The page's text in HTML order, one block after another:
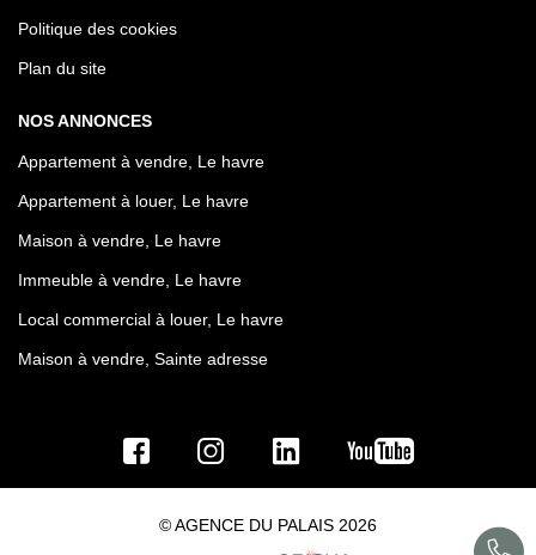
Politique des cookies
Plan du site
NOS ANNONCES
Appartement à vendre, Le havre
Appartement à louer, Le havre
Maison à vendre, Le havre
Immeuble à vendre, Le havre
Local commercial à louer, Le havre
Maison à vendre, Sainte adresse
© AGENCE DU PALAIS 2026